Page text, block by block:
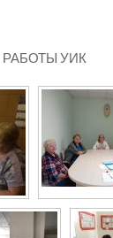
РАБОТЫ УИК